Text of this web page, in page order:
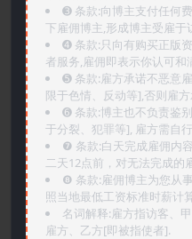
➌️ 条款:向博主支付任何
下雇佣博主,形成博主受雇于
➍️ 条款:只向有购买正版
者服务,雇佣即表示你认可和
➎ 条款:雇方承诺不恶意
限于色情、反动等],否则雇
➏️ 条款:博主也不负责鉴
于分裂、犯罪等], 雇方需自
❼ 条款:白天完成雇佣内
二天12点前，对无法完成的
❽ 条款:雇佣博主为您从
照当地最低工资标准时薪计
名词解释:雇方指访客、
雇方、乙方[即被指使者].